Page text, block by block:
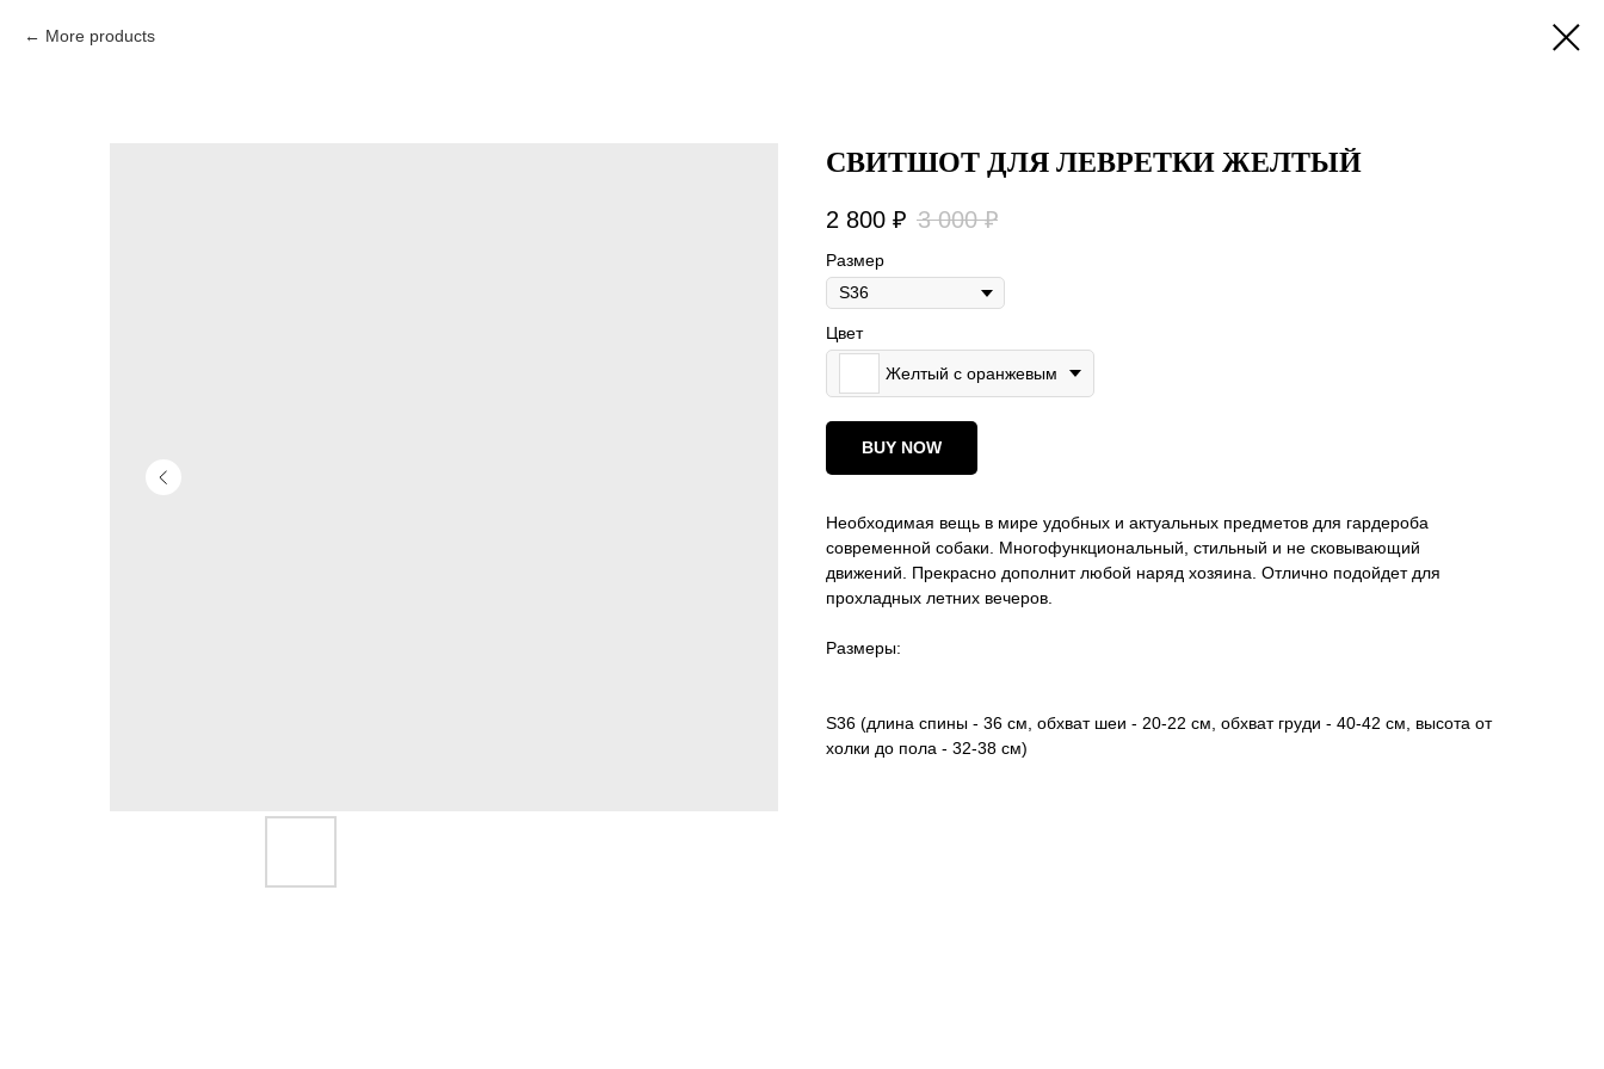
More products
СВИТШОТ ДЛЯ ЛЕВРЕТКИ ЖЕЛТЫЙ
2 800 ₽ 3 000 ₽
Размер
Цвет
Желтый с оранжевым
BUY NOW
Необходимая вещь в мире удобных и актуальных предметов для гардероба
современной собаки. Многофункциональный, стильный и не сковывающий
движений. Прекрасно дополнит любой наряд хозяина. Отлично подойдет для
прохладных летних вечеров.
Размеры:
S36 (длина спины - 36 см, обхват шеи - 20-22 см, обхват груди - 40-42 см, высота от
холки до пола - 32-38 см)